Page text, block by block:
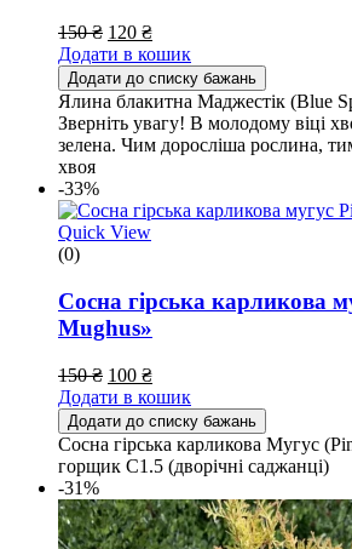
150₴ 120 ₴
Додати в кошик
Додати до списку бажань
Ялина блакитна Маджестік (Blue
Зверніть увагу! В молодому віці
зелена. Чим доросліша рослина,
хвоя
-33%
Quick View
(0)
Сосна гірська карликова
Mughus»
150₴ 100 ₴
Додати в кошик
Додати до списку бажань
Сосна гірська карликова Мугус
горщик С1.5 (дворічні саджанці)
-31%